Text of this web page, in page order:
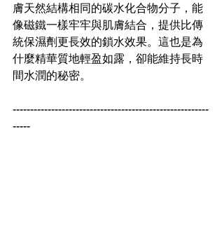
膚天然結構相同的碳水化合物分子，能
像磁鐵一樣牢牢與肌膚結合，提供比傳
統保濕劑更長效的鎖水效果。這也是為
什麼精華質地輕盈如露，卻能維持長時
間水潤的秘密。
--------------------------------------------------------
-----